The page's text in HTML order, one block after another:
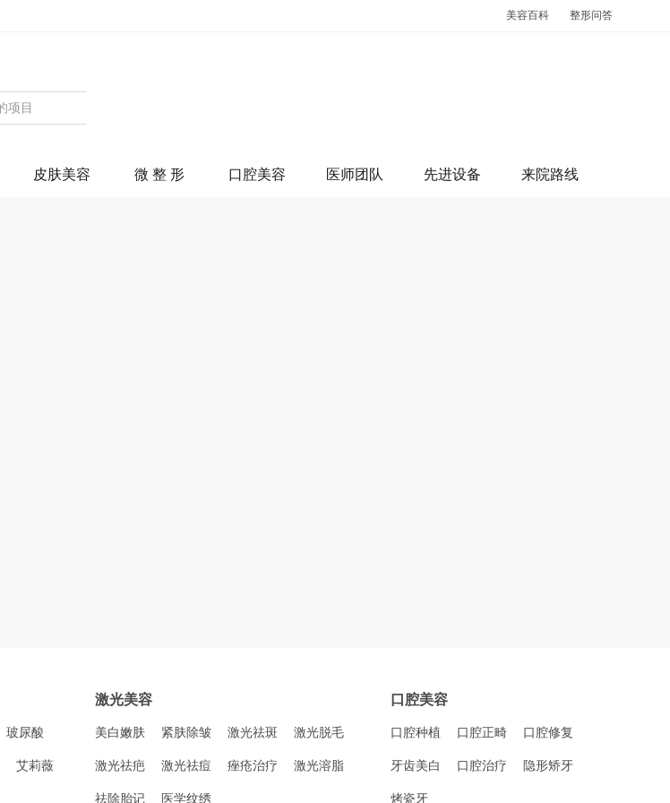
美容百科 整形问答
皮肤美容 微 整 形 口腔美容 医师团队 先进设备 来院路线
玻尿酸
艾莉薇
激光美容
美白嫩肤 紧肤除皱 激光祛斑 激光脱毛
激光祛疤 激光祛痘 痤疮治疗 激光溶脂
祛除胎记 医学纹绣
口腔美容
口腔种植 口腔正畸 口腔修复
牙齿美白 口腔治疗 隐形矫牙
烤瓷牙